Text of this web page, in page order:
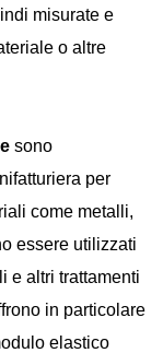
misurate e
o altre
sono
per
come metalli,
essere utilizzati
e altri trattamenti
in particolare
elastico